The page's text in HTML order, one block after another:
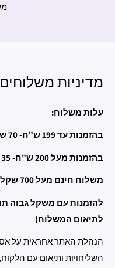
מדיניות משלוחים
עלות משלוח:
בהזמנות עד 199 ש"ח- 70 ש"ח.
בהזמנות מעל 200 ש"ח- 35 שקלים.
משלוח חינם מעל 700 שקל.
להזמנות עם משקל גבוה
לתיאום המשלוח)
הנהלת האתר אחראית על
השליחויות ותיאום עם